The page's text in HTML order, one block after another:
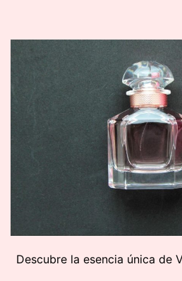
Descubre la esencia única de